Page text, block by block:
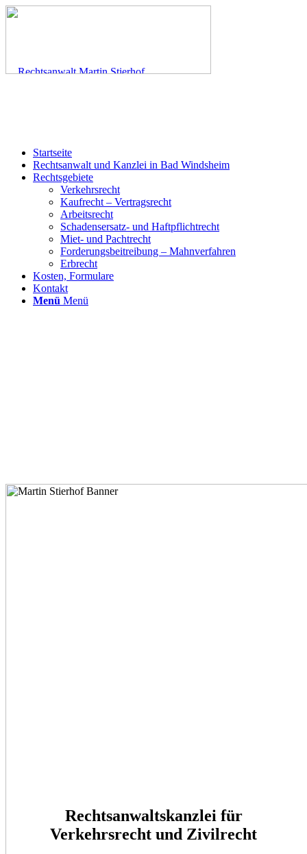
Startseite
Rechtsanwalt und Kanzlei in Bad Windsheim
Rechtsgebiete
Verkehrsrecht
Kaufrecht – Vertragsrecht
Arbeitsrecht
Schadensersatz- und Haftpflichtrecht
Miet- und Pachtrecht
Forderungsbeitreibung – Mahnverfahren
Erbrecht
Kosten, Formulare
Kontakt
Menü Menü
Rechtsanwaltskanzlei für
Verkehrsrecht und Zivilrecht